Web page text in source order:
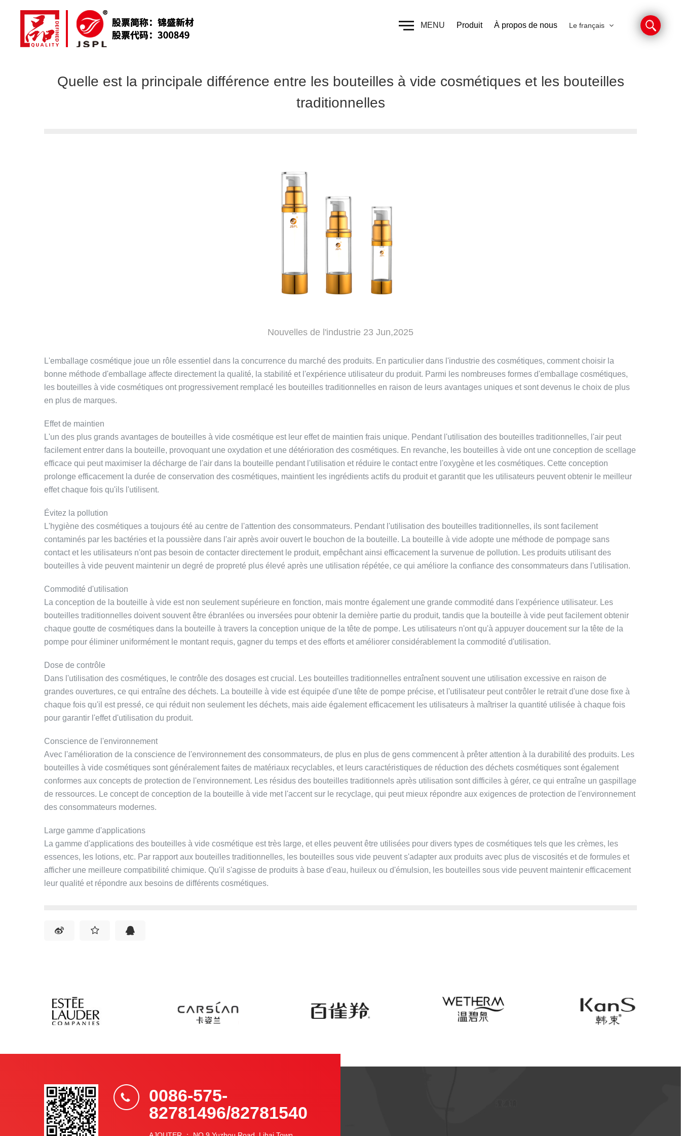
MENU Produit À propos de nous Le français
Quelle est la principale différence entre les bouteilles à vide cosmétiques et les bouteilles
traditionnelles
Nouvelles de l'industrie 23 Jun,2025
L'emballage cosmétique joue un rôle essentiel dans la concurrence du marché des produits. En particulier dans l'industrie des cosmétiques, comment choisir la
bonne méthode d'emballage affecte directement la qualité, la stabilité et l'expérience utilisateur du produit. Parmi les nombreuses formes d'emballage cosmétiques,
les bouteilles à vide cosmétiques ont progressivement remplacé les bouteilles traditionnelles en raison de leurs avantages uniques et sont devenus le choix de plus
en plus de marques.
Effet de maintien
L'un des plus grands avantages de bouteilles à vide cosmétique est leur effet de maintien frais unique. Pendant l'utilisation des bouteilles traditionnelles, l'air peut
facilement entrer dans la bouteille, provoquant une oxydation et une détérioration des cosmétiques. En revanche, les bouteilles à vide ont une conception de scellage
efficace qui peut maximiser la décharge de l'air dans la bouteille pendant l'utilisation et réduire le contact entre l'oxygène et les cosmétiques. Cette conception
prolonge efficacement la durée de conservation des cosmétiques, maintient les ingrédients actifs du produit et garantit que les utilisateurs peuvent obtenir le meilleur
effet chaque fois qu'ils l'utilisent.
Évitez la pollution
L'hygiène des cosmétiques a toujours été au centre de l'attention des consommateurs. Pendant l'utilisation des bouteilles traditionnelles, ils sont facilement
contaminés par les bactéries et la poussière dans l'air après avoir ouvert le bouchon de la bouteille. La bouteille à vide adopte une méthode de pompage sans
contact et les utilisateurs n'ont pas besoin de contacter directement le produit, empêchant ainsi efficacement la survenue de pollution. Les produits utilisant des
bouteilles à vide peuvent maintenir un degré de propreté plus élevé après une utilisation répétée, ce qui améliore la confiance des consommateurs dans l'utilisation.
Commodité d'utilisation
La conception de la bouteille à vide est non seulement supérieure en fonction, mais montre également une grande commodité dans l'expérience utilisateur. Les
bouteilles traditionnelles doivent souvent être ébranlées ou inversées pour obtenir la dernière partie du produit, tandis que la bouteille à vide peut facilement obtenir
chaque goutte de cosmétiques dans la bouteille à travers la conception unique de la tête de pompe. Les utilisateurs n'ont qu'à appuyer doucement sur la tête de la
pompe pour éliminer uniformément le montant requis, gagner du temps et des efforts et améliorer considérablement la commodité d'utilisation.
Dose de contrôle
Dans l'utilisation des cosmétiques, le contrôle des dosages est crucial. Les bouteilles traditionnelles entraînent souvent une utilisation excessive en raison de
grandes ouvertures, ce qui entraîne des déchets. La bouteille à vide est équipée d'une tête de pompe précise, et l'utilisateur peut contrôler le retrait d'une dose fixe à
chaque fois qu'il est pressé, ce qui réduit non seulement les déchets, mais aide également efficacement les utilisateurs à maîtriser la quantité utilisée à chaque fois
pour garantir l'effet d'utilisation du produit.
Conscience de l'environnement
Avec l'amélioration de la conscience de l'environnement des consommateurs, de plus en plus de gens commencent à prêter attention à la durabilité des produits. Les
bouteilles à vide cosmétiques sont généralement faites de matériaux recyclables, et leurs caractéristiques de réduction des déchets cosmétiques sont également
conformes aux concepts de protection de l'environnement. Les résidus des bouteilles traditionnels après utilisation sont difficiles à gérer, ce qui entraîne un gaspillage
de ressources. Le concept de conception de la bouteille à vide met l'accent sur le recyclage, qui peut mieux répondre aux exigences de protection de l'environnement
des consommateurs modernes.
Large gamme d'applications
La gamme d'applications des bouteilles à vide cosmétique est très large, et elles peuvent être utilisées pour divers types de cosmétiques tels que les crèmes, les
essences, les lotions, etc. Par rapport aux bouteilles traditionnelles, les bouteilles sous vide peuvent s'adapter aux produits avec plus de viscosités et de formules et
afficher une meilleure compatibilité chimique. Qu'il s'agisse de produits à base d'eau, huileux ou d'émulsion, les bouteilles sous vide peuvent maintenir efficacement
leur qualité et répondre aux besoins de différents cosmétiques.
0086-575-
82781496/82781540